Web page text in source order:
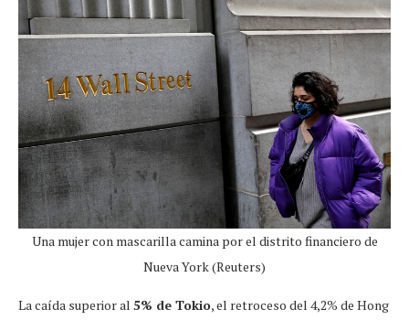
Una mujer con mascarilla camina por el distrito financiero de
Nueva York (Reuters)
La caída superior al 5% de Tokio, el retroceso del 4,2% de Hong